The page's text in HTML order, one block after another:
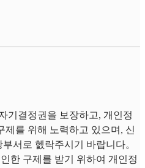
기결정권을 보장하고, 개인정
제를 위해 노력하고 있으며, 신
서로 헰락주시기 바랍니다。
한 구제를 받기 위하여 개인정